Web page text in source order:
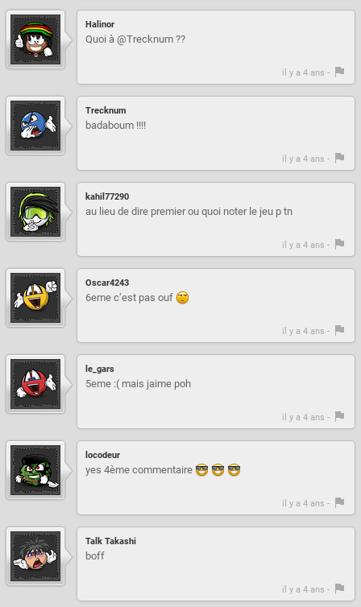
Halinor
Quoi à @Trecknum ??
il y a 4 ans -
Trecknum
badaboum !!!!
il y a 4 ans -
kahil77290
au lieu de dire premier ou quoi noter le jeu p tn
il y a 4 ans -
Oscar4243
6eme c’est pas ouf
il y a 4 ans -
le_gars
5eme :( mais jaime poh
il y a 4 ans -
locodeur
yes 4ème commentaire
il y a 4 ans -
Talk Takashi
boff
il y a 4 ans -